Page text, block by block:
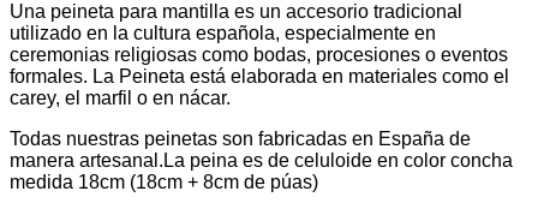
Una peineta para mantilla es un accesorio tradicional
utilizado en la cultura española, especialmente en
ceremonias religiosas como bodas, procesiones o eventos
formales. La Peineta está elaborada en materiales como el
carey, el marfil o en nácar.
Todas nuestras peinetas son fabricadas en España de
manera artesanal.La peina es de celuloide en color concha
medida 18cm (18cm + 8cm de púas)